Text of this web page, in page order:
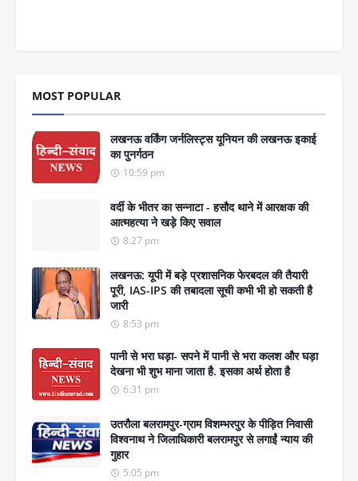
MOST POPULAR
लखनऊ वर्किंग जर्नलिस्ट्स यूनियन की लखनऊ इकाई
का पुनर्गठन
10:59 pm
वर्दी के भीतर का सन्नाटा - हसौद थाने में आरक्षक की
आत्महत्या ने खड़े किए सवाल
8:27 pm
लखनऊ: यूपी में बड़े प्रशासनिक फेरबदल की तैयारी
पूरी, IAS-IPS की तबादला सूची कभी भी हो सकती है
जारी
8:53 pm
पानी से भरा घड़ा- सपने में पानी से भरा कलश और घड़ा
देखना भी शुभ माना जाता है. इसका अर्थ होता है
6:31 pm
उतरौला बलरामपुर-ग्राम विशम्भरपुर के पीड़ित निवासी
विश्वनाथ ने जिलाधिकारी बलरामपुर से लगाईं न्याय की
गुहार
5:05 pm